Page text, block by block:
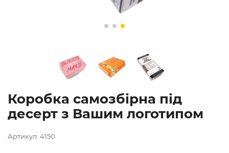
Коробка самозбірна під
десерт з Вашим логотипом
Артикул: 4150